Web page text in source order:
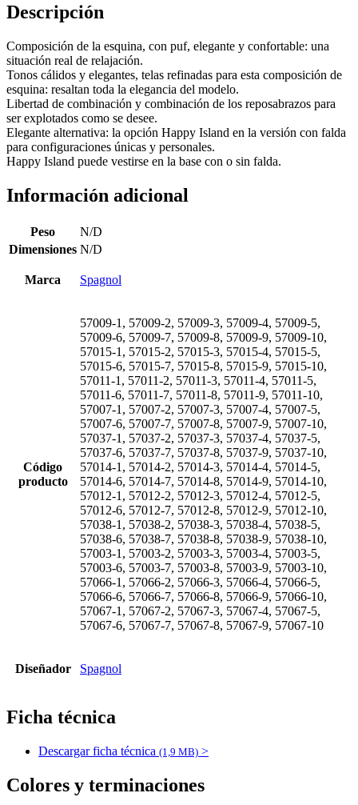
Descripción
Composición de la esquina, con puf, elegante y confortable: una
situación real de relajación.
Tonos cálidos y elegantes, telas refinadas para esta composición de
esquina: resaltan toda la elegancia del modelo.
Libertad de combinación y combinación de los reposabrazos para
ser explotados como se desee.
Elegante alternativa: la opción Happy Island en la versión con falda
para configuraciones únicas y personales.
Happy Island puede vestirse en la base con o sin falda.
Información adicional
Peso
N/D
Dimensiones N/D
Marca Spagnol
Código
producto
57009-1, 57009-2, 57009-3, 57009-4, 57009-5,
57009-6, 57009-7, 57009-8, 57009-9, 57009-10,
57015-1, 57015-2, 57015-3, 57015-4, 57015-5,
57015-6, 57015-7, 57015-8, 57015-9, 57015-10,
57011-1, 57011-2, 57011-3, 57011-4, 57011-5,
57011-6, 57011-7, 57011-8, 57011-9, 57011-10,
57007-1, 57007-2, 57007-3, 57007-4, 57007-5,
57007-6, 57007-7, 57007-8, 57007-9, 57007-10,
57037-1, 57037-2, 57037-3, 57037-4, 57037-5,
57037-6, 57037-7, 57037-8, 57037-9, 57037-10,
57014-1, 57014-2, 57014-3, 57014-4, 57014-5,
57014-6, 57014-7, 57014-8, 57014-9, 57014-10,
57012-1, 57012-2, 57012-3, 57012-4, 57012-5,
57012-6, 57012-7, 57012-8, 57012-9, 57012-10,
57038-1, 57038-2, 57038-3, 57038-4, 57038-5,
57038-6, 57038-7, 57038-8, 57038-9, 57038-10,
57003-1, 57003-2, 57003-3, 57003-4, 57003-5,
57003-6, 57003-7, 57003-8, 57003-9, 57003-10,
57066-1, 57066-2, 57066-3, 57066-4, 57066-5,
57066-6, 57066-7, 57066-8, 57066-9, 57066-10,
57067-1, 57067-2, 57067-3, 57067-4, 57067-5,
57067-6, 57067-7, 57067-8, 57067-9, 57067-10
Diseñador Spagnol
Ficha técnica
Descargar ficha técnica (1,9 MB) >
Colores y terminaciones